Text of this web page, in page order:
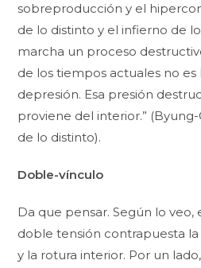
sobreproducción y el
de lo distinto y el infierno de
marcha un proceso
de los tiempos actuales no es
depresión. Esa presión
proviene del interior.”
de lo distinto).
Doble-vínculo
Da que pensar. Según lo veo,
doble tensión contrapuesta
y la rotura interior. Por un